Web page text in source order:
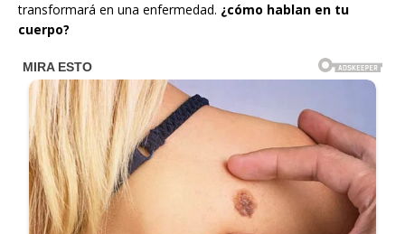
transformará en una enfermedad. ¿cómo hablan en tu
cuerpo?